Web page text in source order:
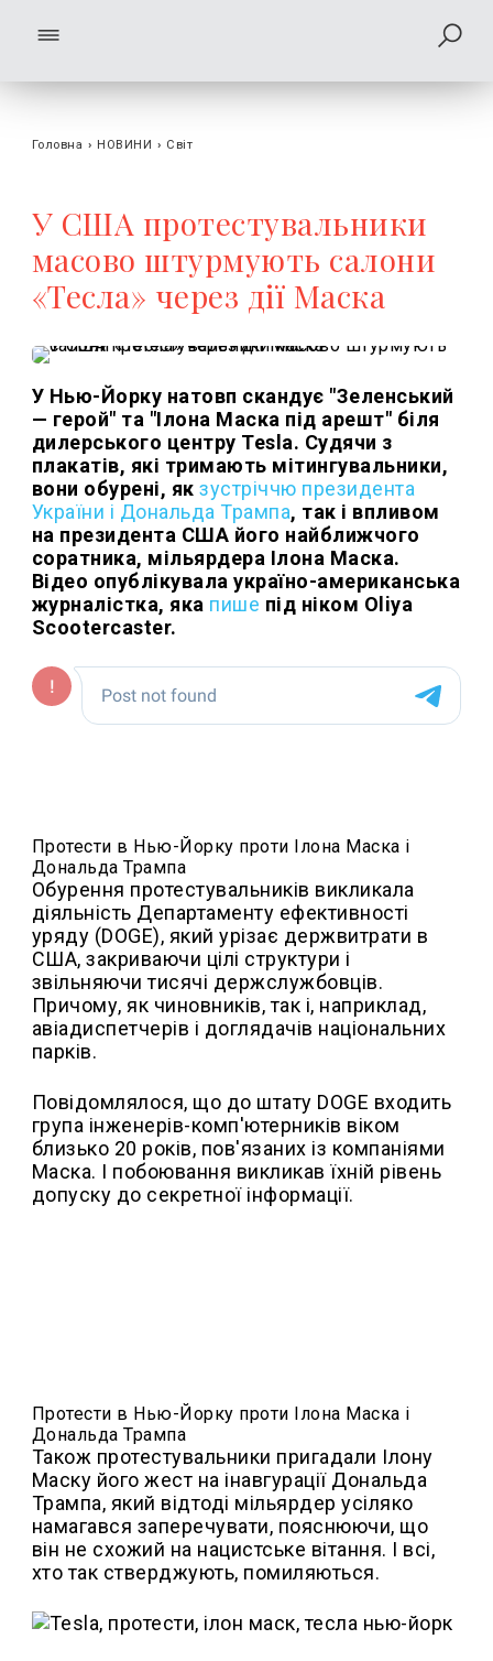
Головна › НОВИНИ › Світ
У США протестувальники
масово штурмують салони
«Тесла» через дії Маска
У Нью-Йорку натовп скандує "Зеленський
— герой" та "Ілона Маска під арешт" біля
дилерського центру Tesla. Судячи з
плакатів, які тримають мітингувальники,
вони обурені, якзустріччю президента
України і Дональда Трампа, так і впливом
на президента США його найближчого
соратника, мільярдера Ілона Маска.
Відео опублікувала україно-американська
журналістка, яка пише під ніком Oliya
Scootercaster.
Протести в Нью-Йорку проти Ілона Маска і
Дональда Трампа
Обурення протестувальників викликала
діяльність Департаменту ефективності
уряду (DOGE), який урізає держвитрати в
США, закриваючи цілі структури і
звільняючи тисячі держслужбовців.
Причому, як чиновників, так і, наприклад,
авіадиспетчерів і доглядачів національних
парків.
Повідомлялося, що до штату DOGE входить
група інженерів-комп'ютерників віком
близько 20 років, пов'язаних із компаніями
Маска. І побоювання викликав їхній рівень
допуску до секретної інформації.
Протести в Нью-Йорку проти Ілона Маска і
Дональда Трампа
Також протестувальники пригадали Ілону
Маску його жест на інавгурації Дональда
Трампа, який відтоді мільярдер усіляко
намагався заперечувати, пояснюючи, що
він не схожий на нацистське вітання. І всі,
хто так стверджують, помиляються.